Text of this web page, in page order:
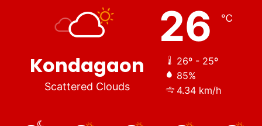
Kondagaon
Scattered Clouds
26 ℃
26º - 25º
85%
4.34 km/h